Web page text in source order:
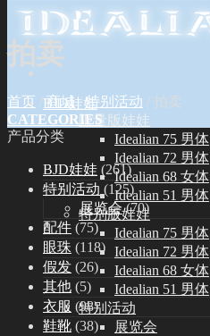
BJD娃娃
限量版娃娃
Idealian 75 男体
Idealian 72 男体
Idealian 68 女体
Idealian 51 男体
特别版娃娃
Idealian 75 男体
Idealian 72 男体
Idealian 68 女体
Idealian 51 男体
特别活动
展览会
拍卖
首页 商城 / 特别活动
拍卖
CATEGORIES
产品分类
BJD娃娃 (261)
特别活动 (125)
展览会 (70)
配件 (75)
眼珠 (118)
假发 (26)
其他 (5)
衣服 (98)
鞋靴 (38)